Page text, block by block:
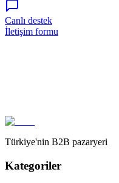
Canlı destek
İletişim formu
Türkiye'nin B2B pazaryeri
Kategoriler